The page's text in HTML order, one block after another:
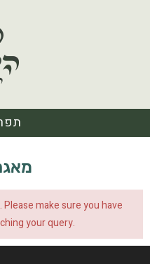
make sure you have
your query.